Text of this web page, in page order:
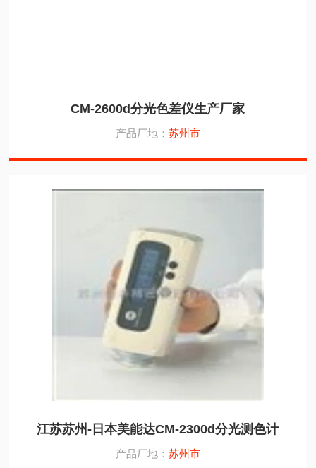
CM-2600d分光色差仪生产厂家
产品厂地： 苏州市
江苏苏州-日本美能达CM-2300d分光测色计
产品厂地： 苏州市